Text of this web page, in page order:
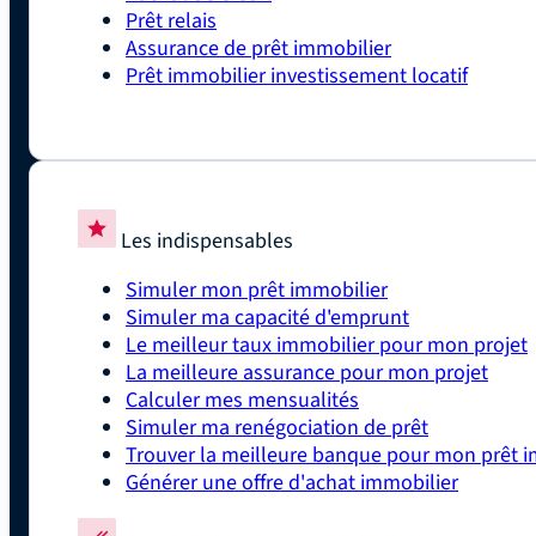
Prêt relais
Assurance de prêt immobilier
Prêt immobilier investissement locatif
Les indispensables
Simuler mon prêt immobilier
Simuler ma capacité d'emprunt
Le meilleur taux immobilier pour mon projet
La meilleure assurance pour mon projet
Calculer mes mensualités
Simuler ma renégociation de prêt
Trouver la meilleure banque pour mon prêt
Générer une offre d'achat immobilier